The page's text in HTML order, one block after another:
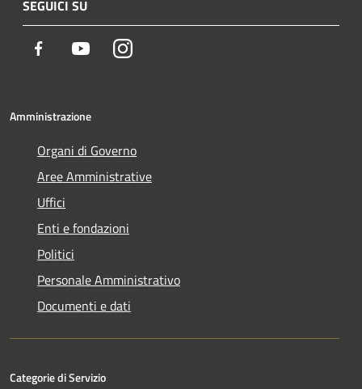
SEGUICI SU
Facebook YoutubeInstagram
Amministrazione
Organi di Governo
Aree Amministrative
Uffici
Enti e fondazioni
Politici
Personale Amministrativo
Documenti e dati
Categorie di Servizio